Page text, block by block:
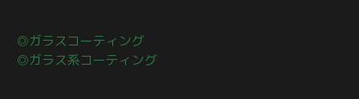
◎ガラスコーティング
◎ガラス系コーティング